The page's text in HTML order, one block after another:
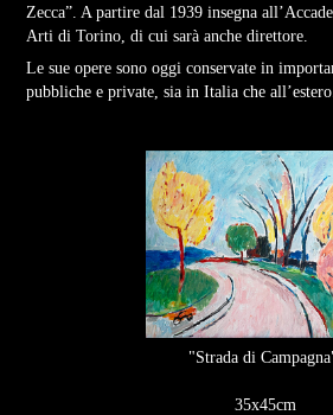
Zecca”. A partire dal 1939 insegna
Arti di Torino, di cui sarà anche direttore.
Le sue opere sono oggi conservate in
pubbliche e private, sia in Italia che
"Strada di Campagna
35x45cm